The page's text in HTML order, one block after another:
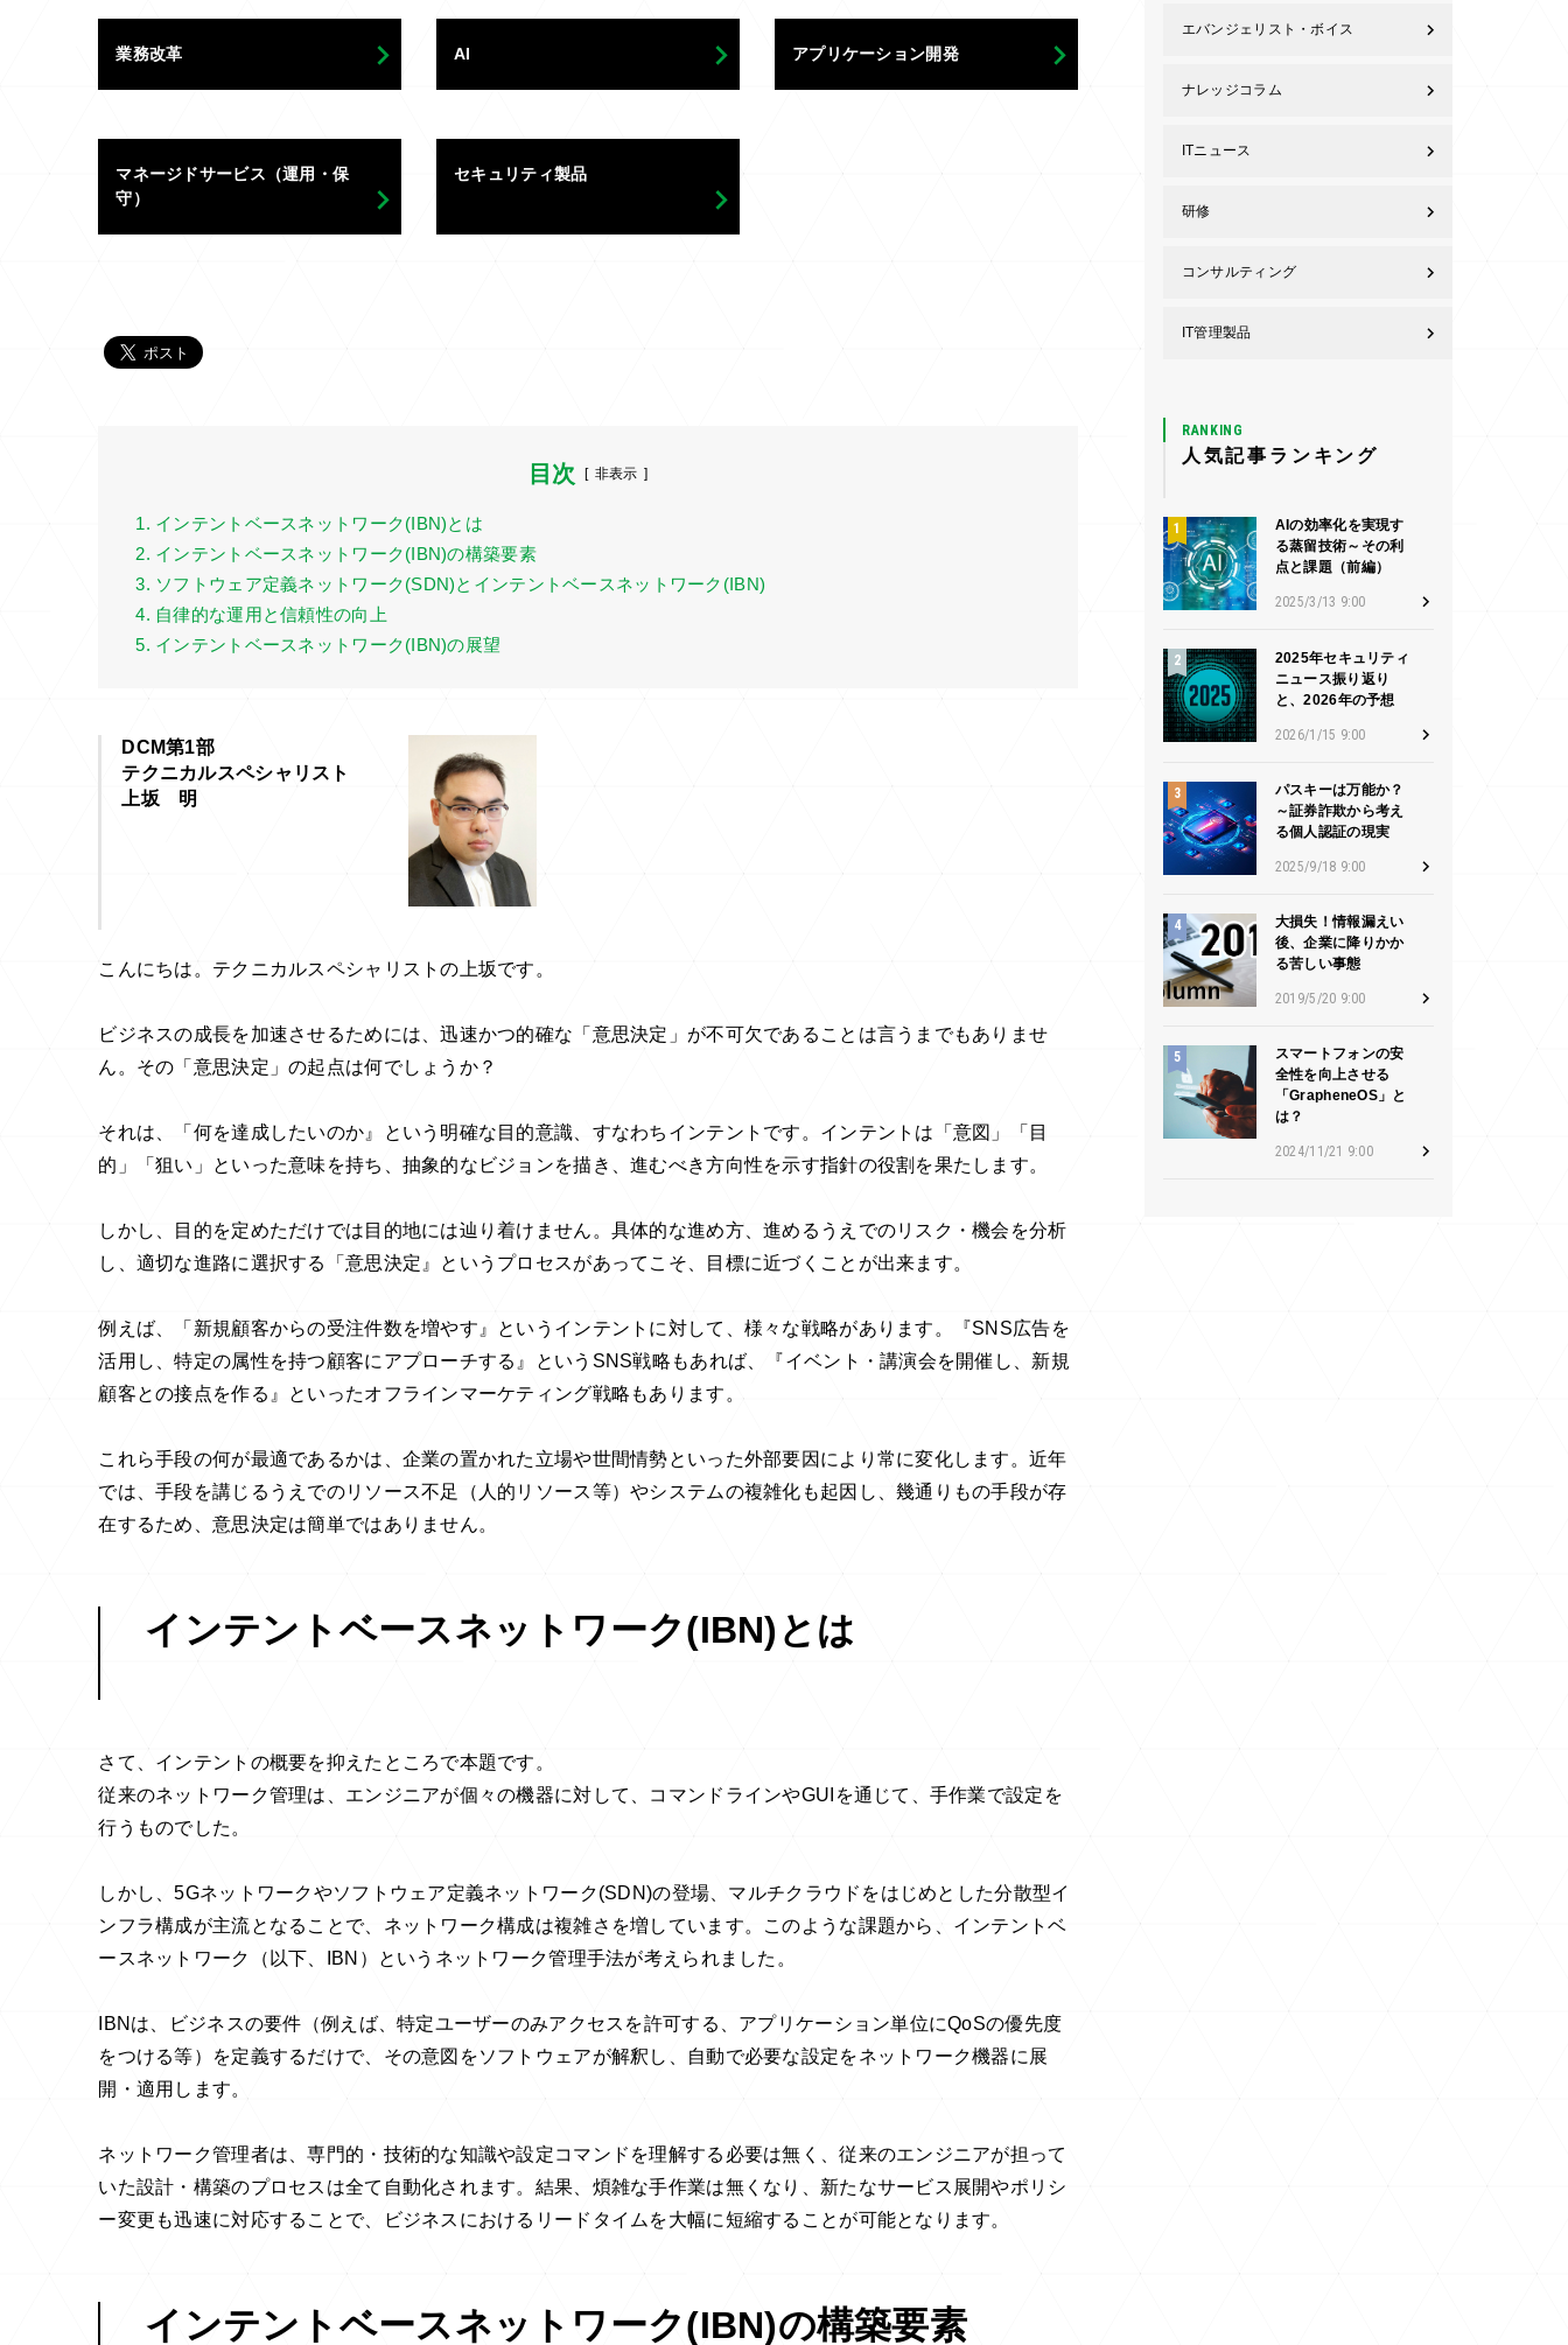
業務改革 AI アプリケーション開発
マネージドサービス（運用・保
守）
セキュリティ製品
目次 [ 非表示 ]
1. インテントベースネットワーク(IBN)とは
2. インテントベースネットワーク(IBN)の構築要素
3. ソフトウェア定義ネットワーク(SDN)とインテントベースネットワーク(IBN)
4. 自律的な運用と信頼性の向上
5. インテントベースネットワーク(IBN)の展望
DCM第1部
テクニカルスペシャリスト
上坂 明
こんにちは。テクニカルスペシャリストの上坂です。
ビジネスの成長を加速させるためには、迅速かつ的確な「意思決定」が不可欠であることは言うまでもありませ
ん。その「意思決定」の起点は何でしょうか？
それは、「何を達成したいのか』という明確な目的意識、すなわちインテントです。インテントは「意図」「目
的」「狙い」といった意味を持ち、抽象的なビジョンを描き、進むべき方向性を示す指針の役割を果たします。
しかし、目的を定めただけでは目的地には辿り着けません。具体的な進め方、進めるうえでのリスク・機会を分析
し、適切な進路に選択する「意思決定』というプロセスがあってこそ、目標に近づくことが出来ます。
例えば、「新規顧客からの受注件数を増やす』というインテントに対して、様々な戦略があります。『SNS広告を
活用し、特定の属性を持つ顧客にアプローチする』というSNS戦略もあれば、『イベント・講演会を開催し、新規
顧客との接点を作る』といったオフラインマーケティング戦略もあります。
これら手段の何が最適であるかは、企業の置かれた立場や世間情勢といった外部要因により常に変化します。近年
では、手段を講じるうえでのリソース不足（人的リソース等）やシステムの複雑化も起因し、幾通りもの手段が存
在するため、意思決定は簡単ではありません。
インテントベースネットワーク(IBN)とは
さて、インテントの概要を抑えたところで本題です。
従来のネットワーク管理は、エンジニアが個々の機器に対して、コマンドラインやGUIを通じて、手作業で設定を
行うものでした。
しかし、5Gネットワークやソフトウェア定義ネットワーク(SDN)の登場、マルチクラウドをはじめとした分散型イ
ンフラ構成が主流となることで、ネットワーク構成は複雑さを増しています。このような課題から、インテントベ
ースネットワーク（以下、IBN）というネットワーク管理手法が考えられました。
IBNは、ビジネスの要件（例えば、特定ユーザーのみアクセスを許可する、アプリケーション単位にQoSの優先度
をつける等）を定義するだけで、その意図をソフトウェアが解釈し、自動で必要な設定をネットワーク機器に展
開・適用します。
ネットワーク管理者は、専門的・技術的な知識や設定コマンドを理解する必要は無く、従来のエンジニアが担って
いた設計・構築のプロセスは全て自動化されます。結果、煩雑な手作業は無くなり、新たなサービス展開やポリシ
ー変更も迅速に対応することで、ビジネスにおけるリードタイムを大幅に短縮することが可能となります。
インテントベースネットワーク(IBN)の構築要素
エバンジェリスト・ボイス
ナレッジコラム
ITニュース
研修
コンサルティング
IT管理製品
RANKING
人気記事ランキング
AIの効率化を実現す
る蒸留技術～その利
点と課題（前編）
2025/3/13 9:00
2025年セキュリティ
ニュース振り返り
と、2026年の予想
2026/1/15 9:00
パスキーは万能か？
～証券詐欺から考え
る個人認証の現実
2025/9/18 9:00
大損失！情報漏えい
後、企業に降りかか
る苦しい事態
2019/5/20 9:00
スマートフォンの安
全性を向上させる
「GrapheneOS」と
は？
2024/11/21 9:00